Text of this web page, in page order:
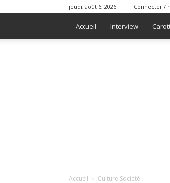
jeudi, août 6, 2026 Connecter /
Accueil Interview
Accueil Culture Société